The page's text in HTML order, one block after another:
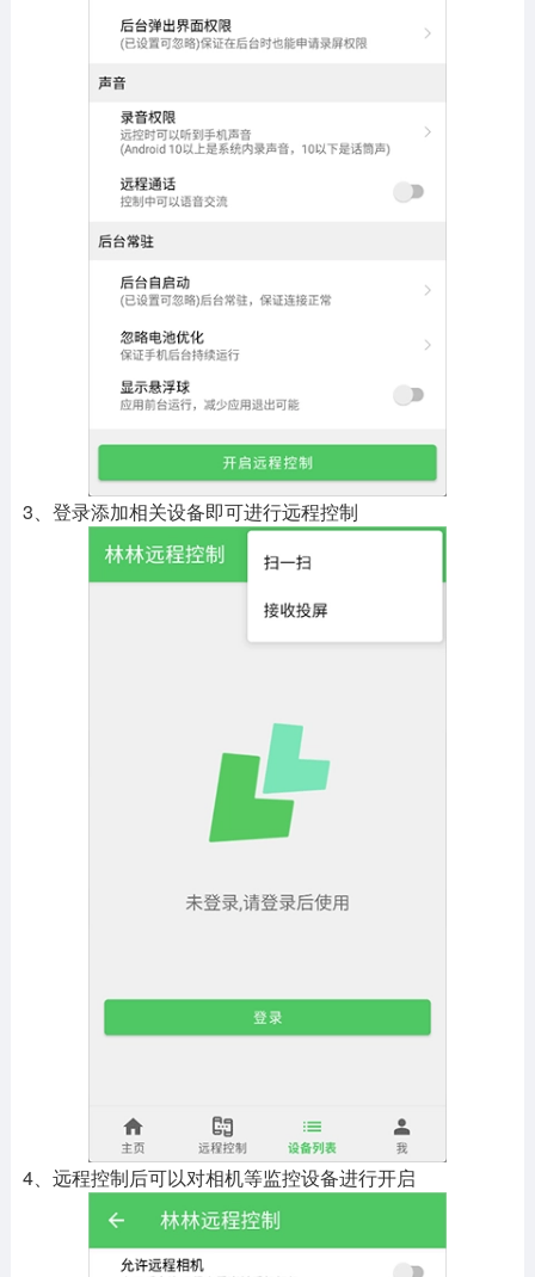
3、登录添加相关设备即可进行远程控制
4、远程控制后可以对相机等监控设备进行开启